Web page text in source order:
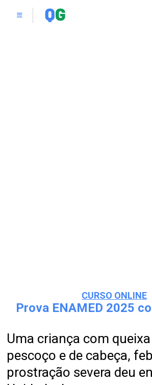
CURSO ONLINE
Prova ENAMED 2025
Uma criança com
pescoço e de cabeça,
prostração severa deu